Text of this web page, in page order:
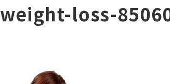
weight-loss-